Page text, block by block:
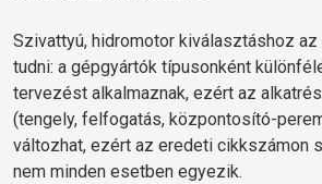
Szivattyú, hidromotor kiválasztáshoz
tudni: a gépgyártók típusonként
tervezést alkalmaznak, ezért az
(tengely, felfogatás, központosító-
változhat, ezért az eredeti cikkszámon
nem minden esetben egyezik.